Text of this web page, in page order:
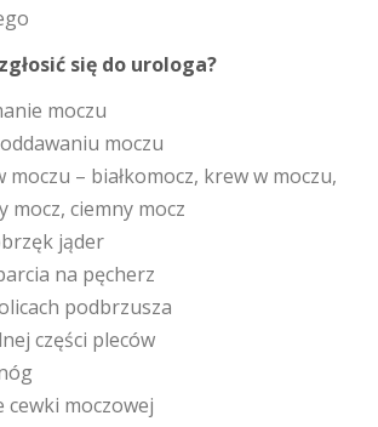
się do urologa?
moczu
moczu
moczu – białkomocz, krew w moczu,
mocz, ciemny mocz
jąder
na pęcherz
podbrzusza
części pleców
cewki moczowej